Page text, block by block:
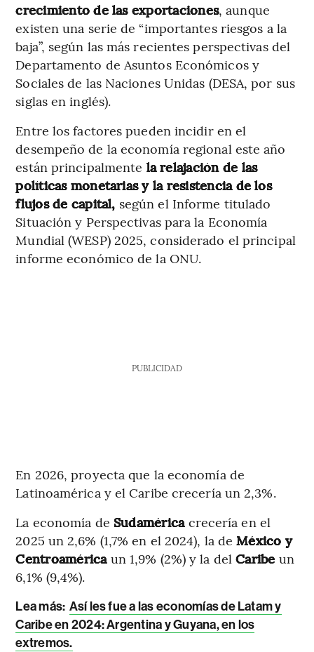
crecimiento de las exportaciones, aunque
existen una serie de “importantes riesgos a la
baja”, según las más recientes perspectivas del
Departamento de Asuntos Económicos y
Sociales de las Naciones Unidas (DESA, por sus
siglas en inglés).
Entre los factores pueden incidir en el
desempeño de la economía regional este año
están principalmente la relajación de las
políticas monetarias y la resistencia de los
flujos de capital, según el Informe titulado
Situación y Perspectivas para la Economía
Mundial (WESP) 2025, considerado el principal
informe económico de la ONU.
PUBLICIDAD
En 2026, proyecta que la economía de
Latinoamérica y el Caribe crecería un 2,3%.
La economía de Sudamérica crecería en el
2025 un 2,6% (1,7% en el 2024), la deMéxico y
Centroamérica un 1,9% (2%) y la delCaribe un
6,1% (9,4%).
Lea más: Así les fue a las economías de Latam y
Caribe en 2024: Argentina y Guyana, en los
extremos.